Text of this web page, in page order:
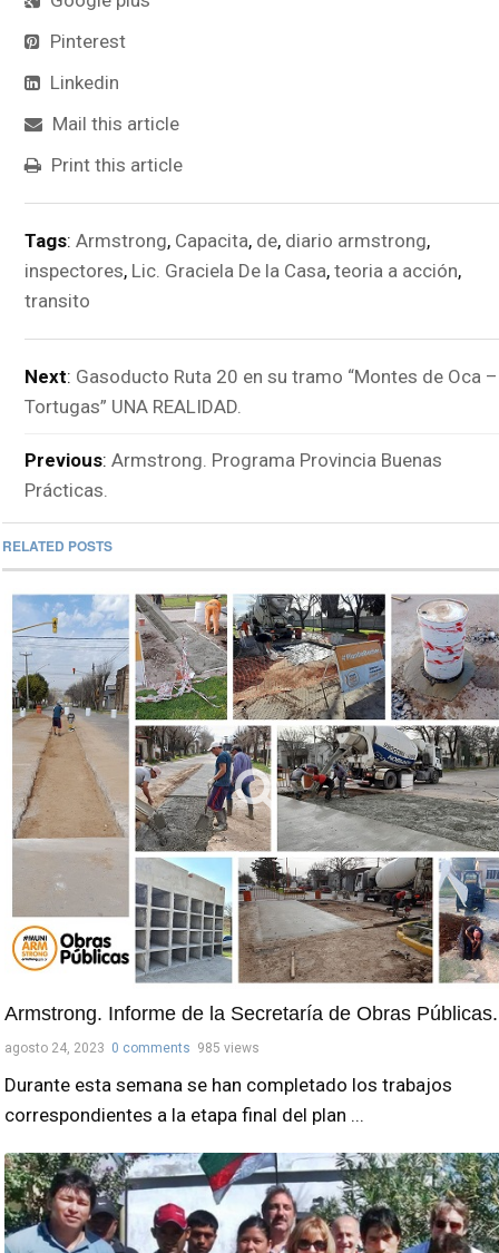
Pinterest
Linkedin
Mail this article
Print this article
Tags: Armstrong, Capacita, de, diario armstrong,
inspectores, Lic. Graciela De la Casa, teoria a acción,
transito
Next: Gasoducto Ruta 20 en su tramo “Montes de Oca –
Tortugas” UNA REALIDAD.
Previous: Armstrong. Programa Provincia Buenas
Prácticas.
RELATED POSTS
Armstrong. Informe de la Secretaría de Obras Públicas.
agosto 24, 2023 0 comments 985 views
Durante esta semana se han completado los trabajos
correspondientes a la etapa final del plan ...